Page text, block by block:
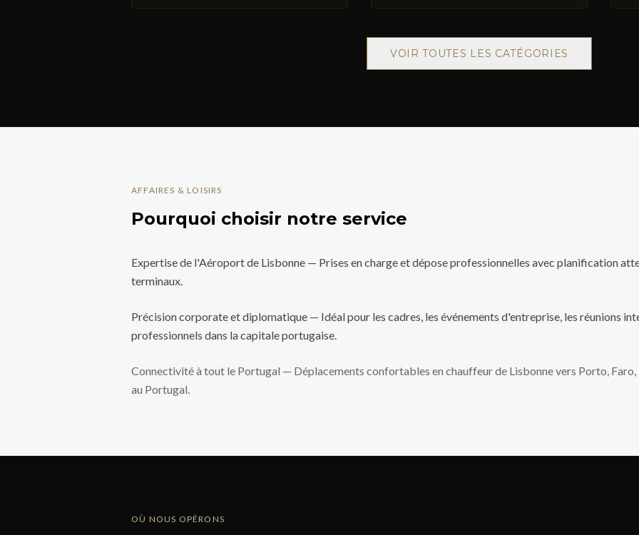
VOIR TOUTES LES CATÉGORIES
AFFAIRES & LOISIRS
Pourquoi choisir notre service
Expertise de l'Aéroport de Lisbonne — Prises en charge et dépose professionnelles avec planification
terminaux.
Précision corporate et diplomatique — Idéal pour les cadres, les événements d'entreprise, les réunions
professionnels dans la capitale portugaise.
Connectivité à tout le Portugal — Déplacements confortables en chauffeur de Lisbonne vers Porto,
au Portugal.
OÙ NOUS OPÉRONS